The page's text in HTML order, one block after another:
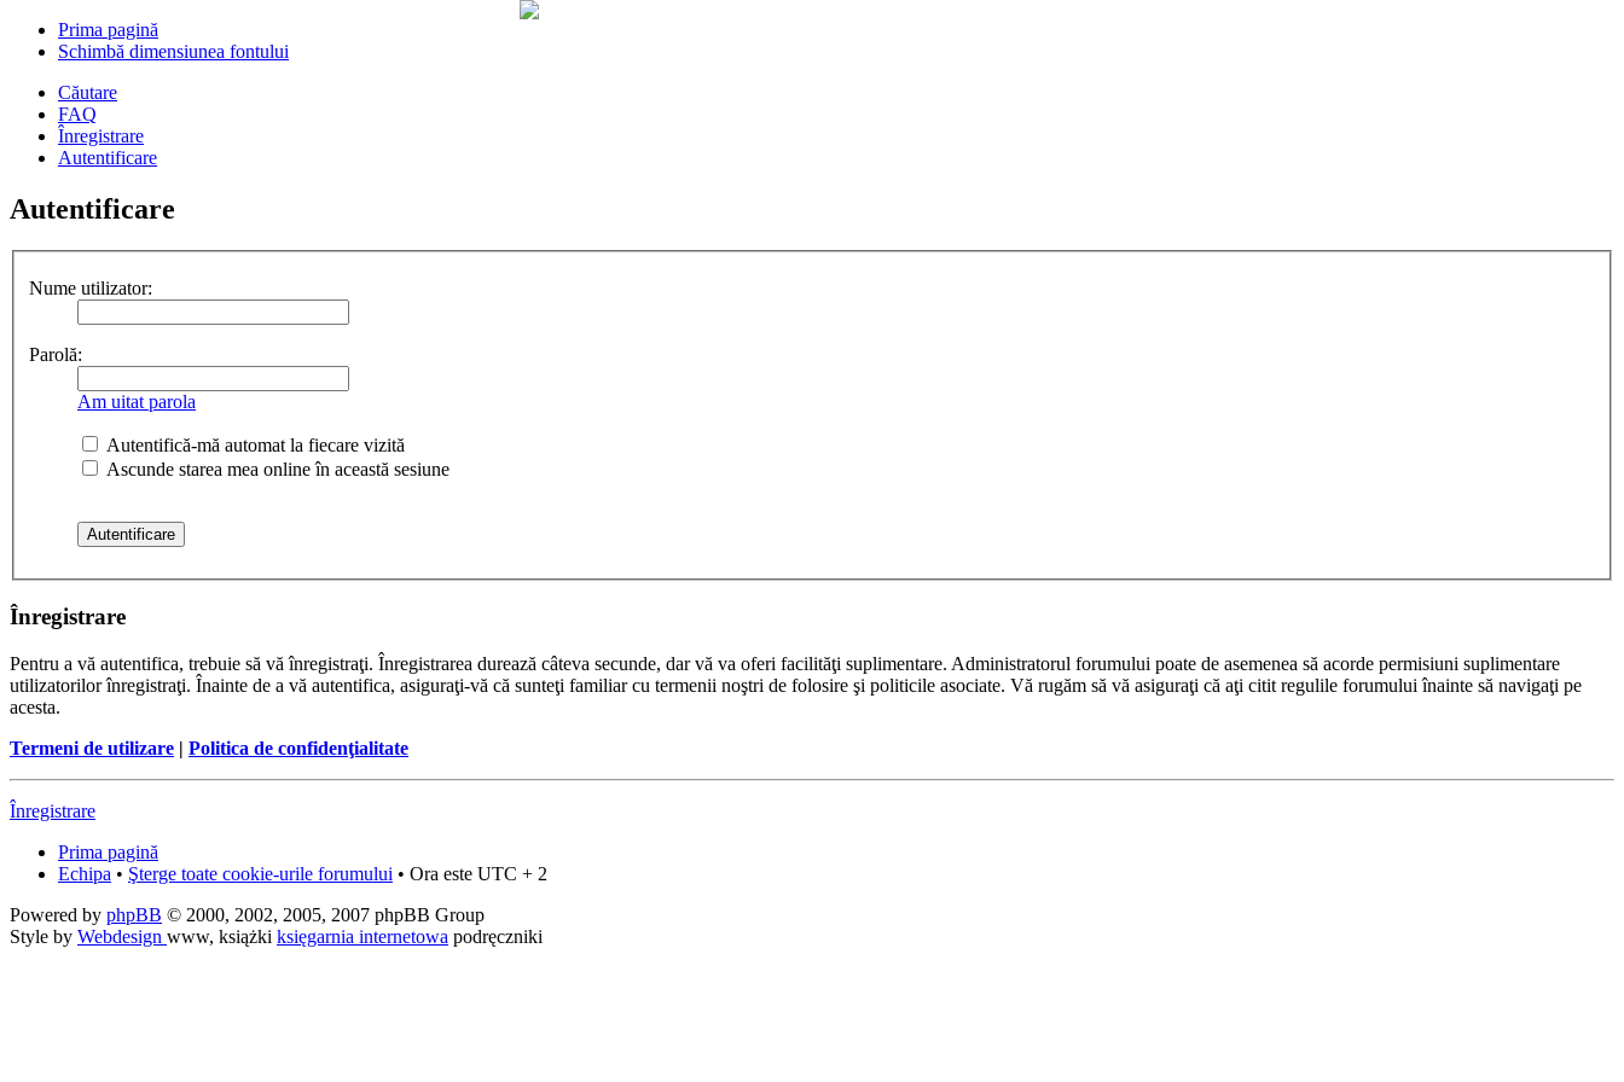
Prima pagină
Schimbă dimensiunea fontului
Căutare
FAQ
Înregistrare
Autentificare
Autentificare
Nume utilizator:
Parolă:
Am uitat parola
Autentifică-mă automat la fiecare vizită
Ascunde starea mea online în această sesiune
Înregistrare
Pentru a vă autentifica, trebuie să vă înregistraţi. Înregistrarea durează câteva secunde, dar vă va oferi facilităţi suplimentare. Administratorul forumului poate de asemenea să acorde permisiuni suplimentare
utilizatorilor înregistraţi. Înainte de a vă autentifica, asiguraţi-vă că sunteţi familiar cu termenii noştri de folosire şi politicile asociate. Vă rugăm să vă asiguraţi că aţi citit regulile forumului înainte să navigaţi pe
acesta.
Termeni de utilizare | Politica de confidenţialitate
Înregistrare
Prima pagină
Echipa • Şterge toate cookie-urile forumului • Ora este UTC + 2
Powered by phpBB © 2000, 2002, 2005, 2007 phpBB Group
Style by Webdesign www, książki księgarnia internetowa podręczniki